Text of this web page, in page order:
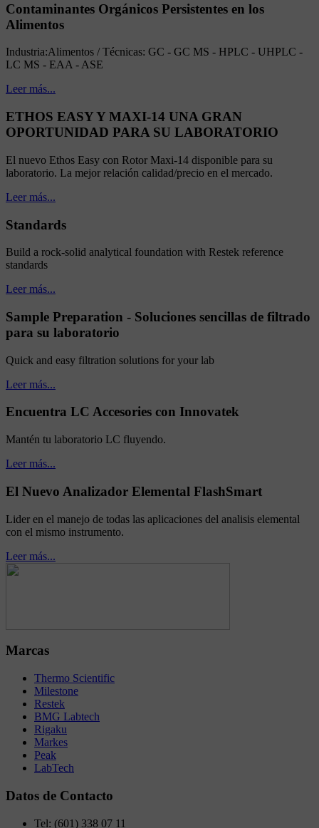
Contaminantes Orgánicos Persistentes en los
Alimentos
Industria:Alimentos / Técnicas: GC - GC MS - HPLC - UHPLC -
LC MS - EAA - ASE
Leer más...
ETHOS EASY Y MAXI-14 UNA GRAN
OPORTUNIDAD PARA SU LABORATORIO
El nuevo Ethos Easy con Rotor Maxi-14 disponible para su
laboratorio. La mejor relación calidad/precio en el mercado.
Leer más...
Standards
Build a rock-solid analytical foundation with Restek reference
standards
Leer más...
Sample Preparation - Soluciones sencillas de filtrado
para su laboratorio
Quick and easy filtration solutions for your lab
Leer más...
Encuentra LC Accesories con Innovatek
Mantén tu laboratorio LC fluyendo.
Leer más...
El Nuevo Analizador Elemental FlashSmart
Lider en el manejo de todas las aplicaciones del analisis elemental
con el mismo instrumento.
Leer más...
Marcas
Thermo Scientific
Milestone
Restek
BMG Labtech
Rigaku
Markes
Peak
LabTech
Datos de Contacto
Tel: (601) 338 07 11